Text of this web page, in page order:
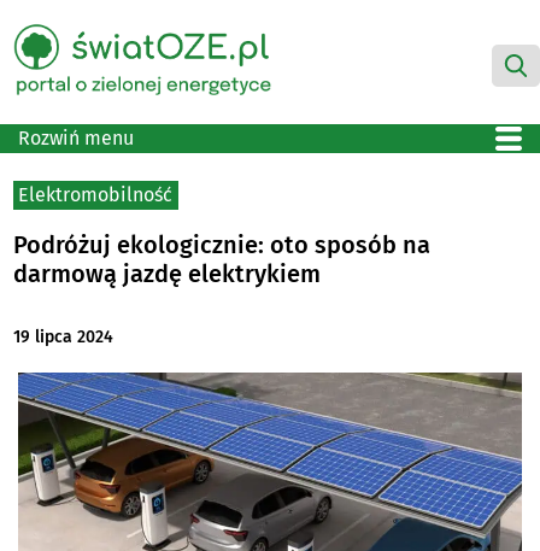
Rozwiń menu
Elektromobilność
Podróżuj ekologicznie: oto sposób na
darmową jazdę elektrykiem
19 lipca 2024